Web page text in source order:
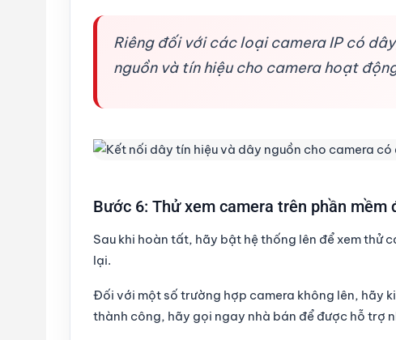
Riêng đối với các loại camera IP có
nguồn và tín hiệu cho camera hoạt
Bước 6: Thử xem camera trên phần
Sau khi hoàn tất, hãy bật hệ thống lên để xem thử
lại.
Đối với một số trường hợp camera không lên, hãy
thành công, hãy gọi ngay nhà bán để được hỗ trợ